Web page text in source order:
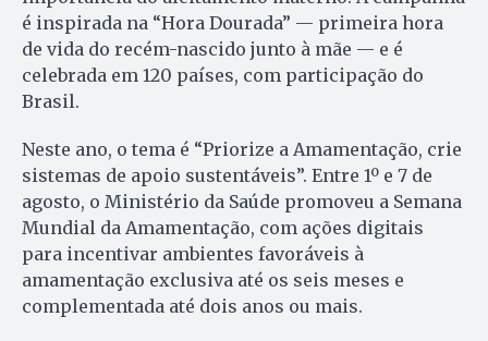
é inspirada na “Hora Dourada” — primeira hora
de vida do recém-nascido junto à mãe — e é
celebrada em 120 países, com participação do
Brasil.
Neste ano, o tema é “Priorize a Amamentação, crie
sistemas de apoio sustentáveis”. Entre 1º e 7 de
agosto, o Ministério da Saúde promoveu a Semana
Mundial da Amamentação, com ações digitais
para incentivar ambientes favoráveis à
amamentação exclusiva até os seis meses e
complementada até dois anos ou mais.